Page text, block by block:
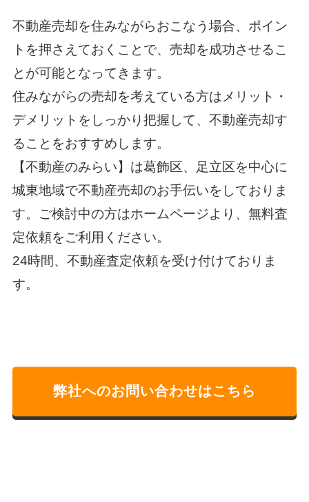
不動産売却を住みながらおこなう場合、ポイン
トを押さえておくことで、売却を成功させるこ
とが可能となってきます。
住みながらの売却を考えている方はメリット・
デメリットをしっかり把握して、不動産売却す
ることをおすすめします。
【不動産のみらい】は葛飾区、足立区を中心に
城東地域で不動産売却のお手伝いをしておりま
す。ご検討中の方はホームページより、無料査
定依頼をご利用ください。
24時間、不動産査定依頼を受け付けておりま
す。
弊社へのお問い合わせはこちら